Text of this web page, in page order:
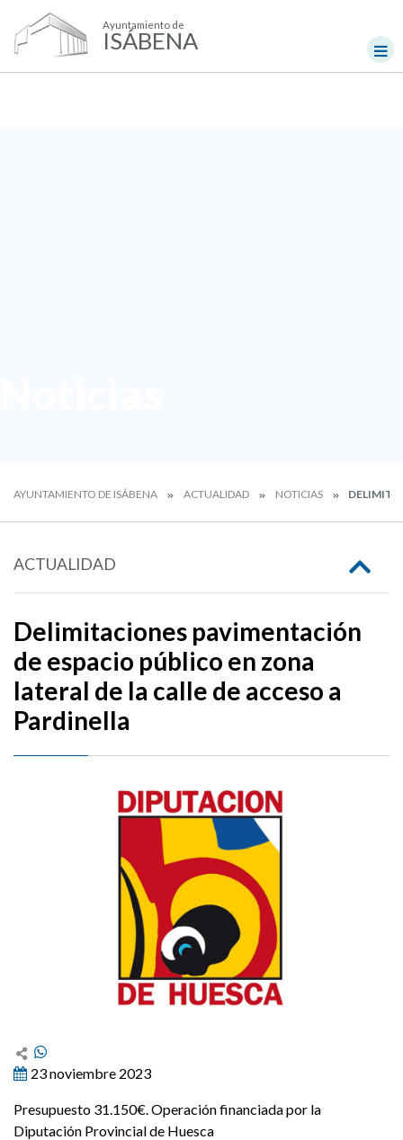
Ayuntamiento de
ISÁBENA
AYUNTAMIENTO DE ISÁBENA ACTUALIDAD NOTICIAS
ACTUALIDAD
Delimitaciones pavimentación
de espacio público en zona
lateral de la calle de acceso a
Pardinella
23 noviembre 2023
Presupuesto 31.150€. Operación financiada por la
Diputación Provincial de Huesca